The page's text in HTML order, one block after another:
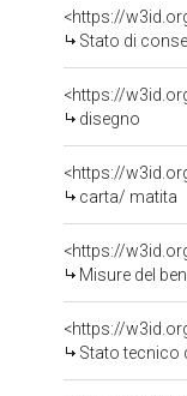
<https://
Stato di
<https://
disegno
<https://
carta/ matita
<https://
Misure del
<https://
Stato tecnico